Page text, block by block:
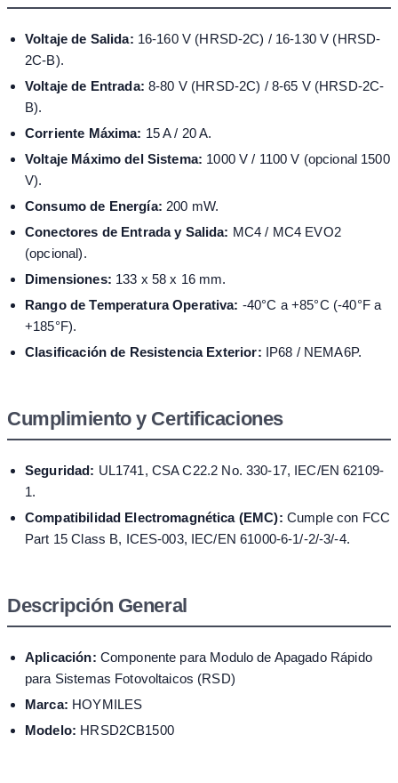
Voltaje de Salida: 16-160 V (HRSD-2C) / 16-130 V (HRSD-
2C-B).
Voltaje de Entrada: 8-80 V (HRSD-2C) / 8-65 V (HRSD-2C-
B).
Corriente Máxima: 15 A / 20 A.
Voltaje Máximo del Sistema: 1000 V / 1100 V (opcional 1500
V).
Consumo de Energía: 200 mW.
Conectores de Entrada y Salida: MC4 / MC4 EVO2
(opcional).
Dimensiones: 133 x 58 x 16 mm.
Rango de Temperatura Operativa: -40°C a +85°C (-40°F a
+185°F).
Clasificación de Resistencia Exterior: IP68 / NEMA6P.
Cumplimiento y Certificaciones
Seguridad: UL1741, CSA C22.2 No. 330-17, IEC/EN 62109-
1.
Compatibilidad Electromagnética (EMC): Cumple con FCC
Part 15 Class B, ICES-003, IEC/EN 61000-6-1/-2/-3/-4.
Descripción General
Aplicación: Componente para Modulo de Apagado Rápido
para Sistemas Fotovoltaicos (RSD)
Marca: HOYMILES
Modelo: HRSD2CB1500